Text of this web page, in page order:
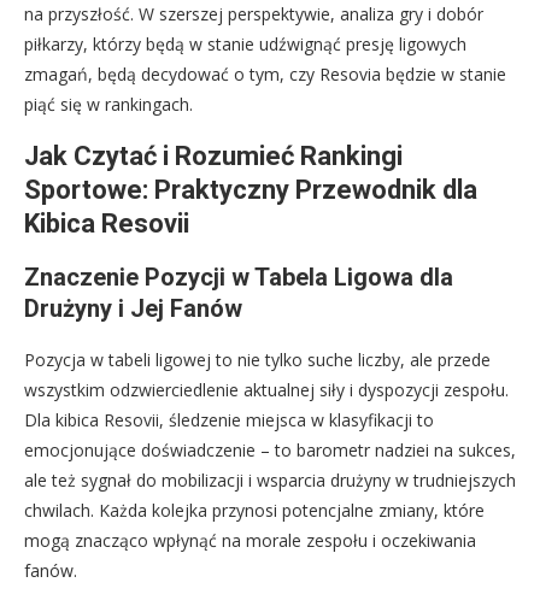
na przyszłość. W szerszej perspektywie, analiza gry i dobór
piłkarzy, którzy będą w stanie udźwignąć presję ligowych
zmagań, będą decydować o tym, czy Resovia będzie w stanie
piąć się w rankingach.
Jak Czytać i Rozumieć Rankingi
Sportowe: Praktyczny Przewodnik dla
Kibica Resovii
Znaczenie Pozycji w Tabela Ligowa dla
Drużyny i Jej Fanów
Pozycja w tabeli ligowej to nie tylko suche liczby, ale przede
wszystkim odzwierciedlenie aktualnej siły i dyspozycji zespołu.
Dla kibica Resovii, śledzenie miejsca w klasyfikacji to
emocjonujące doświadczenie – to barometr nadziei na sukces,
ale też sygnał do mobilizacji i wsparcia drużyny w trudniejszych
chwilach. Każda kolejka przynosi potencjalne zmiany, które
mogą znacząco wpłynąć na morale zespołu i oczekiwania
fanów.